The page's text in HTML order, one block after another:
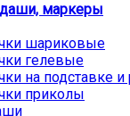
маркеры
шариковые
гелевые
на подставке и
приколы